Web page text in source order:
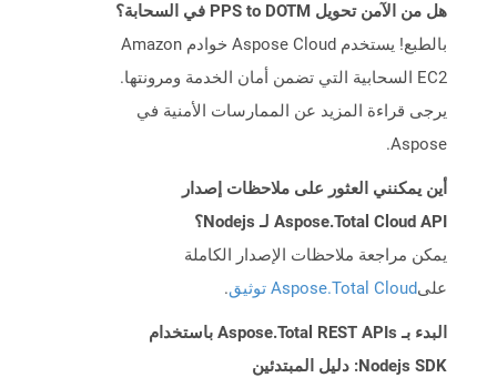
هل من الآمن تحويل PPS to DOTM في السحابة؟
بالطبع! يستخدم Aspose Cloud خوادم Amazon
EC2 السحابية التي تضمن أمان الخدمة ومرونتها.
يرجى قراءة المزيد عن الممارسات الأمنية في
Aspose.
أين يمكنني العثور على ملاحظات إصدار
Aspose.Total Cloud API لـ Nodejs؟
يمكن مراجعة ملاحظات الإصدار الكاملة
علىAspose.Total Cloud توثيق .
البدء بـ Aspose.Total REST APIs باستخدام
Nodejs SDK: دليل المبتدئين